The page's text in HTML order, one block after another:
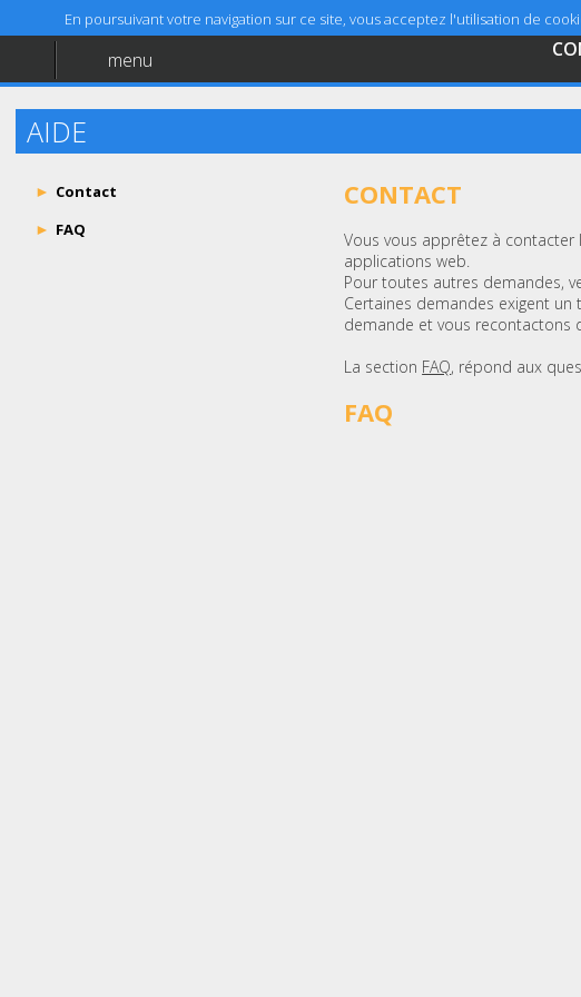
En poursuivant votre navigation sur ce site, vous acceptez l'utilisation de
Aide
menu
AIDE
Contact
FAQ
CONTACT
Vous vous apprêtez à contacter
applications web.
Pour toutes autres demandes,
Certaines demandes exigent
demande et vous recontactons
La section FAQ, répond aux
FAQ